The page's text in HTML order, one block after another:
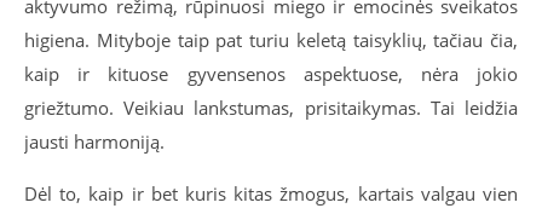
aktyvumo režimą, rūpinuosi miego ir emocinės sveikatos
higiena. Mityboje taip pat turiu keletą taisyklių, tačiau čia,
kaip ir kituose gyvensenos aspektuose, nėra jokio
griežtumo. Veikiau lankstumas, prisitaikymas. Tai leidžia
jausti harmoniją.
Dėl to, kaip ir bet kuris kitas žmogus, kartais valgau vien